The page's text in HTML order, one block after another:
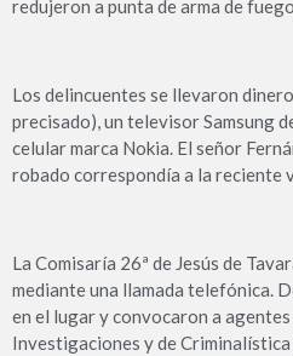
redujeron a punta de arma de
Los delincuentes se llevaron
precisado), un televisor Samsung
celular marca Nokia. El señor
robado correspondía a la reciente
La Comisaría 26ª de Jesús de
mediante una llamada telefónica.
en el lugar y convocaron a
Investigaciones y de